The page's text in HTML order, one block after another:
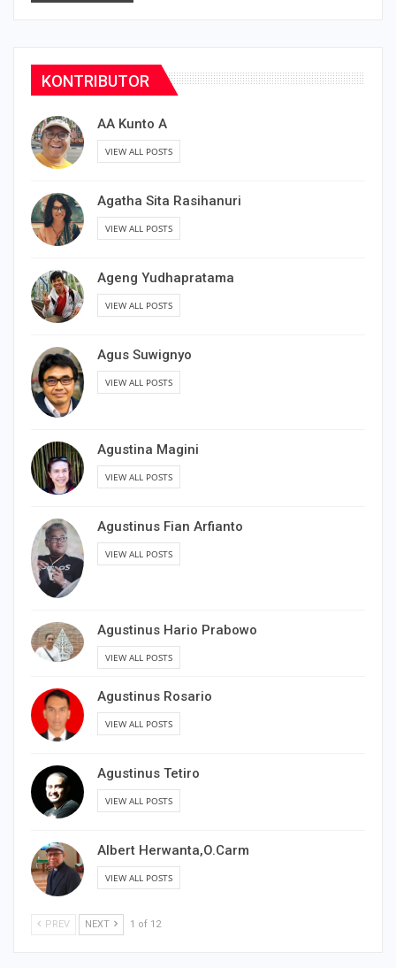
KONTRIBUTOR
AA Kunto A
VIEW ALL POSTS
Agatha Sita Rasihanuri
VIEW ALL POSTS
Ageng Yudhapratama
VIEW ALL POSTS
Agus Suwignyo
VIEW ALL POSTS
Agustina Magini
VIEW ALL POSTS
Agustinus Fian Arfianto
VIEW ALL POSTS
Agustinus Hario Prabowo
VIEW ALL POSTS
Agustinus Rosario
VIEW ALL POSTS
Agustinus Tetiro
VIEW ALL POSTS
Albert Herwanta,O.Carm
VIEW ALL POSTS
PREV NEXT 1 of 12